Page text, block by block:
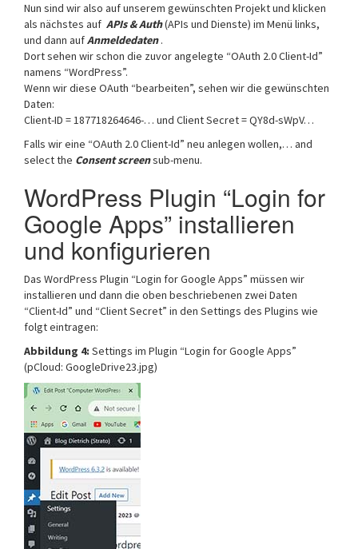
Nun sind wir also auf unserem gewünschten Projekt und klicken
als nächstes auf APIs & Auth(APIs und Dienste) im Menü links,
und dann aufAnmeldedaten.
Dort sehen wir schon die zuvor angelegte “OAuth 2.0 Client-Id”
namens “WordPress”.
Wenn wir diese OAuth “bearbeiten”, sehen wir die gewünschten
Daten:
Client-ID = 187718264646-… und Client Secret = QY8d-sWpV…
Falls wir eine “OAuth 2.0 Client-Id” neu anlegen wollen,… and
select the Consent screensub-menu.
WordPress Plugin “Login for
Google Apps” installieren
und konfigurieren
Das WordPress Plugin “Login for Google Apps” müssen wir
installieren und dann die oben beschriebenen zwei Daten
“Client-Id” und “Client Secret” in den Settings des Plugins wie
folgt eintragen:
Abbildung 4: Settings im Plugin “Login for Google Apps”
(pCloud: GoogleDrive23.jpg)